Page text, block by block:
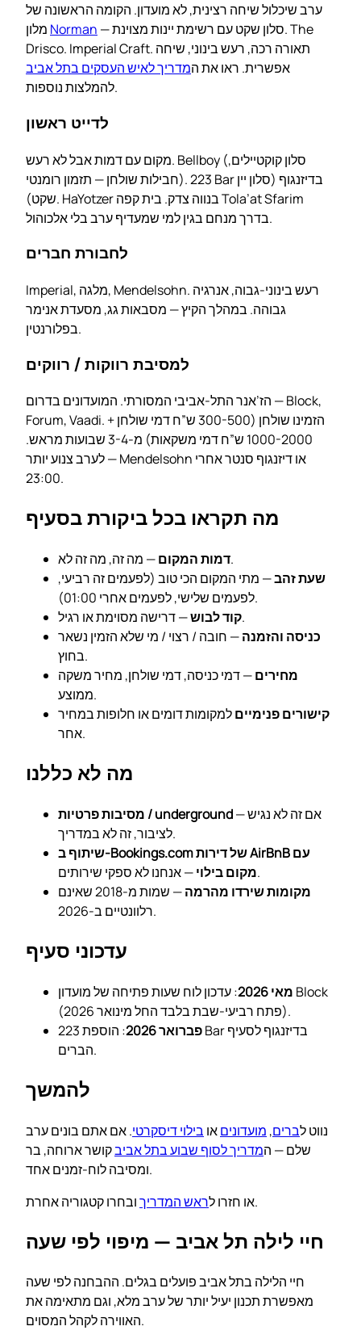
ערב שיכלול שיחה רצינית, לא מועדון. הקומה הראשונה של
Norman — סלון שקט עם רשימת יינות מצוינת. The
Drisco. Imperial Craft. תאורה רכה, רעש בינוני, שיחה
אפשרית. ראו את המדריך לאיש העסקים בתל אביב
להמלצות נוספות.
לדייט ראשון
מקום עם דמות אבל לא רעש. Bellboy (סלון קוקטיילים,
חבילות שולחן — תזמון רומנטי). 223 Bar בדיזנגוף (סלון יין
שקט). HaYotzer בנווה צדק. בית קפה Tola’at Sfarim
בדרך מנחם בגין למי שמעדיף ערב בלי אלכוהול.
לחבורת חברים
Imperial, מלגה, Mendelsohn. רעש בינוני-גבוה, אנרגיה
גבוהה. במהלך הקיץ — מסבאות גג, מסעדת אנימר
בפלורנטין.
למסיבת רווקות / רווקים
הז’אנר התל-אביבי המסורתי. המועדונים בדרום — Block,
Forum, Vaadi. הזמינו שולחן (300-500 ש”ח דמי שולחן +
1000-2000 ש”ח דמי משקאות) מ-3-4 שבועות מראש.
לערב צנוע יותר — Mendelsohn או דיזנגוף סנטר אחרי
23:00.
מה תקראו בכל ביקורת בסעיף
דמות המקום— מה זה, מה זה לא.
שעת זהב— מתי המקום הכי טוב (לפעמים זה רביעי,
לפעמים שלישי, לפעמים אחרי 01:00).
קוד לבוש— דרישה מסוימת או רגיל.
כניסה והזמנה— חובה / רצוי / מי שלא הזמין נשאר
בחוץ.
מחירים— דמי כניסה, דמי שולחן, מחיר משקה
ממוצע.
קישורים פנימייםלמקומות דומים או חלופות במחיר
אחר.
מה לא כללנו
מסיבות פרטיות / underground— אם זה לא נגיש
לציבור, זה לא במדריך.
שיתוף ב-Bookings.com של דירות AirBnB עם
מקום בילוי— אנחנו לא ספקי שירותים.
מקומות שירדו מהרמה
— שמות מ-2018 שאינם
רלוונטיים ב-2026.
עדכוני סעיף
מאי 2026
: עדכון לוח שעות פתיחה של מועדון Block
(פתח רביעי-שבת בלבד החל מינואר 2026).
פברואר 2026
: הוספת 223 Bar בדיזנגוף לסעיף
הברים.
להמשך
נווט לברים, מועדוניםאו בילוי דיסקרטי. אם אתם בונים ערב
שלם — המדריך לסוף שבוע בתל אביבקושר ארוחה, בר
ומסיבה לוח-זמנים אחד.
או חזרו לראש המדריך ובחרו קטגוריה אחרת.
חיי לילה תל אביב — מיפוי לפי שעה
חיי הלילה בתל אביב פועלים בגלים. ההבחנה לפי שעה
מאפשרת תכנון יעיל יותר של ערב מלא, וגם מתאימה את
האווירה לקהל המסוים.